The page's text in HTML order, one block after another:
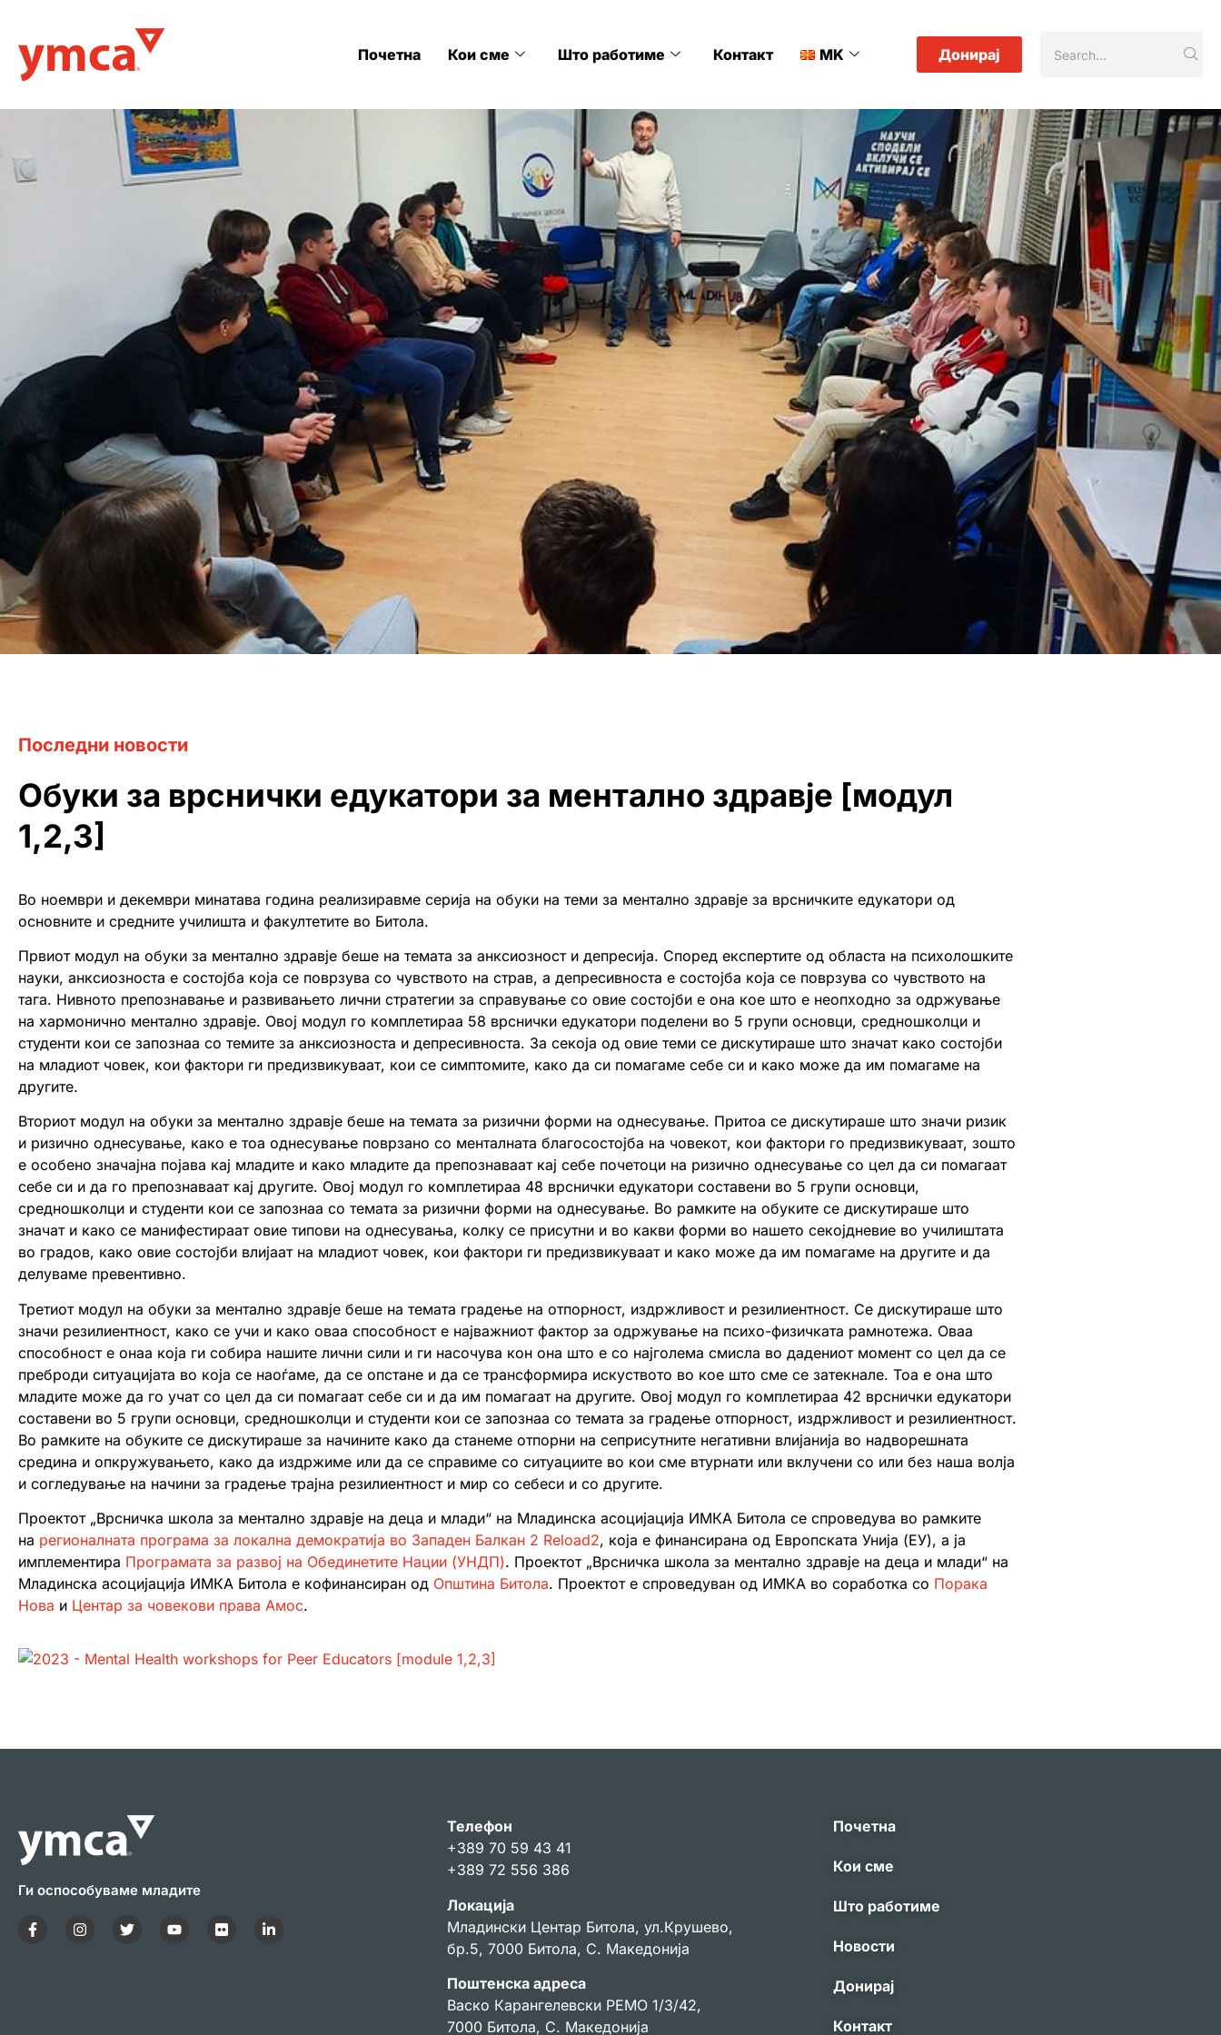
Почетна Кои сме Што работиме Контакт MK Донирај
Последни новости
Обуки за врснички едукатори за ментално здравје [модул
1,2,3]
Во ноември и декември минатава година реализиравме серија на обуки на теми за ментално здравје за врсничките едукатори од
основните и средните училишта и факултетите во Битола.
Првиот модул на обуки за ментално здравје беше на темата за анксиозност и депресија. Според експертите од областа на психолошките
науки, анксиозноста е состојба која се поврзува со чувството на страв, а депресивноста е состојба која се поврзува со чувството на
тага. Нивното препознавање и развивањето лични стратегии за справување со овие состојби е она кое што е неопходно за одржување
на хармонично ментално здравје. Овој модул го комплетираа 58 врснички едукатори поделени во 5 групи основци, средношколци и
студенти кои се запознаа со темите за анксиозноста и депресивноста. За секоја од овие теми се дискутираше што значат како состојби
на младиот човек, кои фактори ги предизвикуваат, кои се симптомите, како да си помагаме себе си и како може да им помагаме на
другите.
Вториот модул на обуки за ментално здравје беше на темата за ризични форми на однесување. Притоа се дискутираше што значи ризик
и ризично однесување, како е тоа однесување поврзано со менталната благосостојба на човекот, кои фактори го предизвикуваат, зошто
е особено значајна појава кај младите и како младите да препознаваат кај себе почетоци на ризично однесување со цел да си помагаат
себе си и да го препознаваат кај другите. Овој модул го комплетираа 48 врснички едукатори составени во 5 групи основци,
средношколци и студенти кои се запознаа со темата за ризични форми на однесување. Во рамките на обуките се дискутираше што
значат и како се манифестираат овие типови на однесувања, колку се присутни и во какви форми во нашето секојдневие во училиштата
во градов, како овие состојби влијаат на младиот човек, кои фактори ги предизвикуваат и како може да им помагаме на другите и да
делуваме превентивно.
Третиот модул на обуки за ментално здравје беше на темата градење на отпорност, издржливост и резилиентност. Се дискутираше што
значи резилиентност, како се учи и како оваа способност е најважниот фактор за одржување на психо-физичката рамнотежа. Оваа
способност е онаа која ги собира нашите лични сили и ги насочува кон она што е со најголема смисла во дадениот момент со цел да се
преброди ситуацијата во која се наоѓаме, да се опстане и да се трансформира искуството во кое што сме се затекнале. Тоа е она што
младите може да го учат со цел да си помагаат себе си и да им помагаат на другите. Овој модул го комплетираа 42 врснички едукатори
составени во 5 групи основци, средношколци и студенти кои се запознаа со темата за градење отпорност, издржливост и резилиентност.
Во рамките на обуките се дискутираше за начините како да станеме отпорни на сеприсутните негативни влијанија во надворешната
средина и опкружувањето, како да издржиме или да се справиме со ситуациите во кои сме втурнати или вклучени со или без наша волја
и согледување на начини за градење трајна резилиентност и мир со себеси и со другите.
Проектот „Врсничка школа за ментално здравје на деца и млади“ на Младинска асоцијација ИМКА Битола се спроведува во рамките
на регионалната програма за локална демократија во Западен Балкан 2 Reload2, која е финансирана од Европската Унија (ЕУ), а ја
имплементира Програмата за развој на Обединетите Нации (УНДП). Проектот „Врсничка школа за ментално здравје на деца и млади“ на
Младинска асоцијација ИМКА Битола е кофинансиран од Општина Битола. Проектот е спроведуван од ИМКА во соработка со Порака
Нова и Центар за човекови права Амос.
Ги оспособуваме младите
Телефон
+389 70 59 43 41
+389 72 556 386
Локација
Младински Центар Битола, ул.Крушево,
бр.5, 7000 Битола, С. Македонија
Поштенска адреса
Васко Карангелевски РЕМО 1/3/42,
7000 Битола, С. Македонија
Почетна
Кои сме
Што работиме
Новости
Донирај
Контакт